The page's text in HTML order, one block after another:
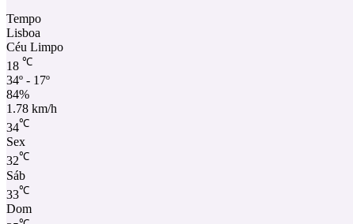
Tempo
Lisboa
Céu Limpo
18 ℃
34º - 17º
84%
1.78 km/h
34℃
Sex
32℃
Sáb
33℃
Dom